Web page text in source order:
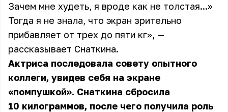
Зачем мне худеть, я вроде как не толстая...»
Тогда я не знала, что экран зрительно
прибавляет от трех до пяти кг», —
рассказывает Снаткина.
Актриса последовала совету опытного
коллеги, увидев себя на экране
«помпушкой». Снаткина сбросила
10 килограммов, после чего получила роль